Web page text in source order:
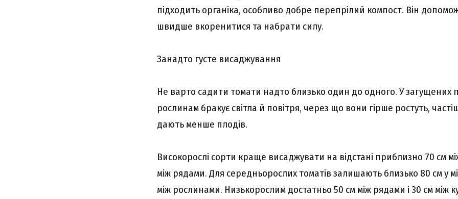
підходить органіка, особливо добре перепрілий компост. Він
швидше вкоренитися та набрати силу.
Занадто густе висаджування
Не варто садити томати надто близько один до одного. У загущених
рослинам бракує світла й повітря, через що вони гірше ростуть,
дають менше плодів.
Високорослі сорти краще висаджувати на відстані приблизно 70 см
між рядами. Для середньорослих томатів залишають близько 80 см у
між рослинами. Низькорослим достатньо 50 см між рядами і 30 см між